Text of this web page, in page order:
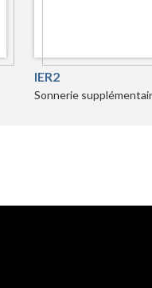
IER2
Sonnerie